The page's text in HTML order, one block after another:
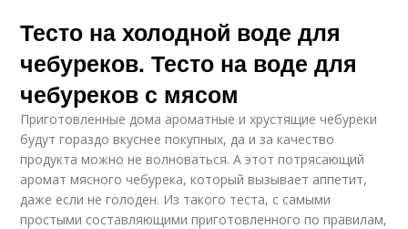
Тесто на холодной воде для
чебуреков. Тесто на воде для
чебуреков с мясом
Приготовленные дома ароматные и хрустящие чебуреки
будут гораздо вкуснее покупных, да и за качество
продукта можно не волноваться. А этот потрясающий
аромат мясного чебурека, который вызывает аппетит,
даже если не голоден. Из такого теста, с самыми
простыми составляющими приготовленного по правилам,